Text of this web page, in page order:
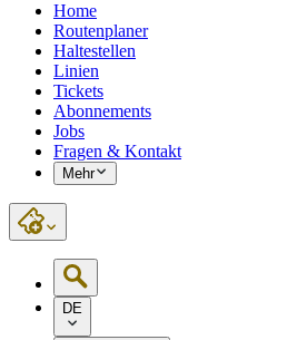
Home
Routenplaner
Haltestellen
Linien
Tickets
Abonnements
Jobs
Fragen & Kontakt
Mehr
DE